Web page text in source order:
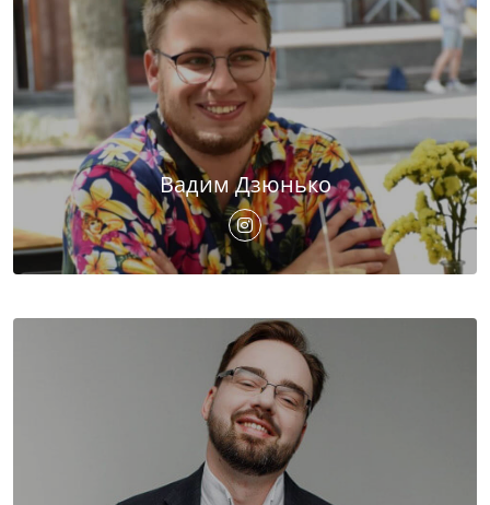
Вадим Дзюнько